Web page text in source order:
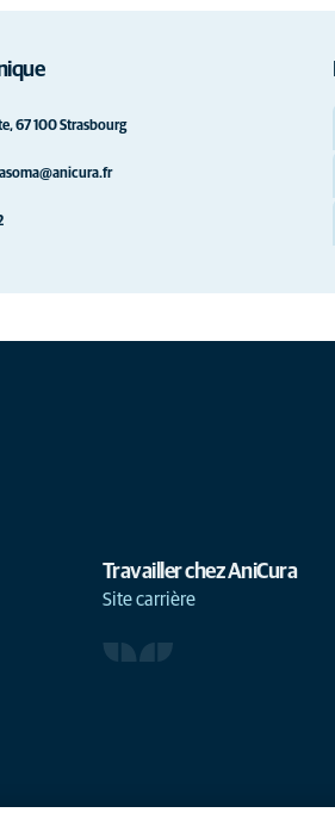
67 100 Strasbourg
Travailler chez AniCura
Site carrière